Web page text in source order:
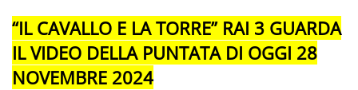
“IL CAVALLO E LA TORRE” RAI 3 GUARDA
IL VIDEO DELLA PUNTATA DI OGGI 28
NOVEMBRE 2024